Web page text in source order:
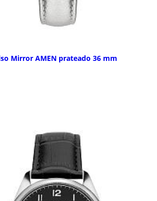
Mirror AMEN prateado 36 mm